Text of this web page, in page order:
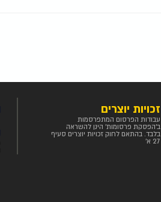
זכויות יוצרים
עבודות הפרסום המתפרסמות
ב'הפסקת פרסומות' הינן להשראה
בלבד. בהתאם לחוק זכויות יוצרים סעיף
27 א'